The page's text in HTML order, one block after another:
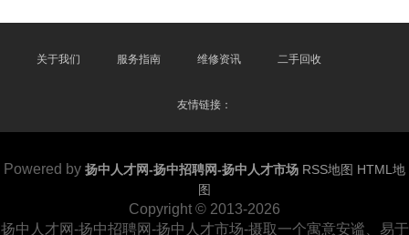
关于我们 服务指南 维修资讯 二手回收
友情链接：
Powered by 扬中人才网-扬中招聘网-扬中人才市场 RSS地图 HTML地
图
Copyright © 2013-2026
扬中人才网-扬中招聘网-扬中人才市场-摄取一个寓意安谧、易于